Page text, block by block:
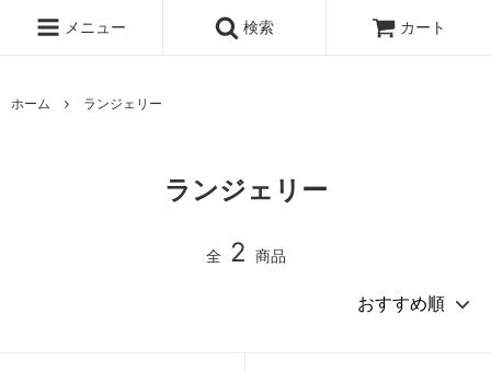
メニュー 検索 カート
ホーム ランジェリー
ランジェリー
全 2 商品